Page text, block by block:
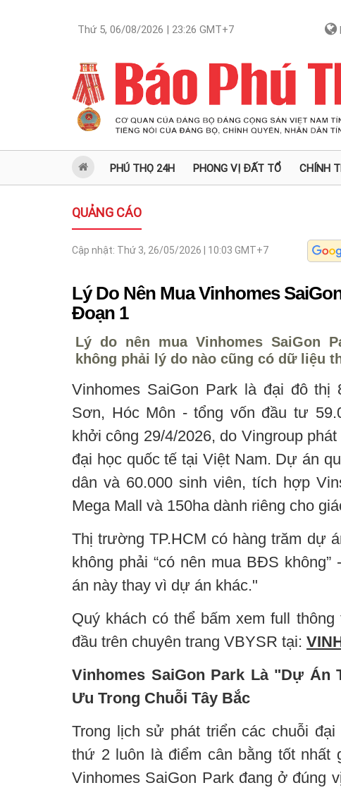
Thứ 5, 06/08/2026 | 23:26 GMT+7
PHÚ THỌ 24H PHONG VỊ ĐẤT TỔ CHÍNH
QUẢNG CÁO
Cập nhật: Thứ 3, 26/05/2026 | 10:03 GMT+7
Lý Do Nên Mua Vinhomes
Đoạn 1
Lý do nên mua Vinhomes SaiGon
không phải lý do nào cũng có dữ liệu
Vinhomes SaiGon Park là đại đô thị
Sơn, Hóc Môn - tổng vốn đầu tư
khởi công 29/4/2026, do Vingroup
đại học quốc tế tại Việt Nam. Dự án
dân và 60.000 sinh viên, tích hợp
Mega Mall và 150ha dành riêng cho
Thị trường TP.HCM có hàng trăm dự
không phải “có nên mua BĐS
án này thay vì dự án khác."
Quý khách có thể bấm xem full
đầu trên chuyên trang VBYSR tại:
Vinhomes SaiGon Park Là "Dự Án
Ưu Trong Chuỗi Tây Bắc
Trong lịch sử phát triển các chuỗi
thứ 2 luôn là điểm cân bằng tốt nhất
Vinhomes SaiGon Park đang ở đúng